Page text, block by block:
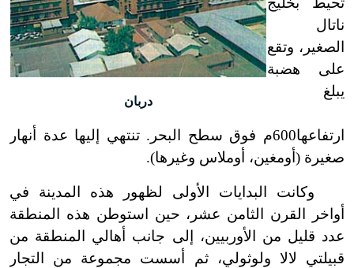
دربان
ناتال
الصغير، وتقع
على هضبة
يبلغ
ارتفاعها
600م فوق سطح البحر. تنتهي إليها عدة أنهار
صغيرة (أومغين، أوملاس وغيرها).
وكانت البدايات الأولى لظهور هذه المدينة في
أواخر القرن الثامن عشر، حين استوطن هذه المنطقة
عدد قليل من الأوربيين، إلى جانب أهالي المنطقة من
قبيلتي لالا ولوثولي، ثم أسست مجموعة من التجار